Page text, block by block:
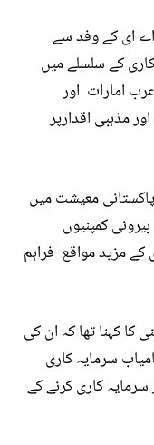
اے ای کے وفد سے
کے سلسلے میں
امارات اور
مذہبی اقدارپر
پاکستانی معیشت میں
کمپنیوں
کے مزید مواقع فراہم
کا کہنا تھا کہ ان کی
19سال سےکامیاب سرمایہ کاری
سرمایہ کاری کرنے کے